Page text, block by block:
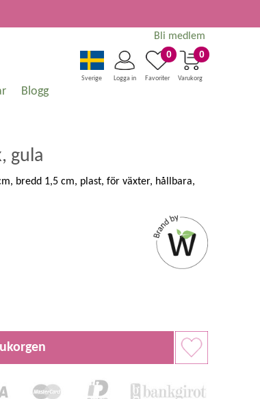
0
Varukorg
0
Favoriter
Logga in
Sverige
Bli medlem
Blogg
gula
bredd 1,5 cm, plast, för växter, hållbara,